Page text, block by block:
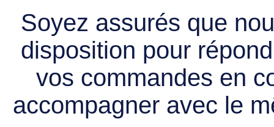
Soyez assurés que
disposition pour
vos commandes en
accompagner avec le